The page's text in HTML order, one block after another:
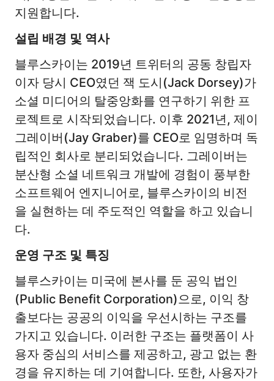
지원합니다.
설립 배경 및 역사
블루스카이는 2019년 트위터의 공동 창립자
이자 당시 CEO였던 잭 도시(Jack Dorsey)가
소셜 미디어의 탈중앙화를 연구하기 위한 프
로젝트로 시작되었습니다. 이후 2021년, 제이
그레이버(Jay Graber)를 CEO로 임명하며 독
립적인 회사로 분리되었습니다. 그레이버는
분산형 소셜 네트워크 개발에 경험이 풍부한
소프트웨어 엔지니어로, 블루스카이의 비전
을 실현하는 데 주도적인 역할을 하고 있습니
다.
운영 구조 및 특징
블루스카이는 미국에 본사를 둔 공익 법인
(Public Benefit Corporation)으로, 이익 창
출보다는 공공의 이익을 우선시하는 구조를
가지고 있습니다. 이러한 구조는 플랫폼이 사
용자 중심의 서비스를 제공하고, 광고 없는 환
경을 유지하는 데 기여합니다. 또한, 사용자가